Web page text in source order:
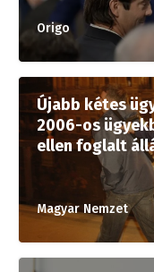
Origo
Újabb kétes
2006-os
ellen foglalt
Magyar Nemzet